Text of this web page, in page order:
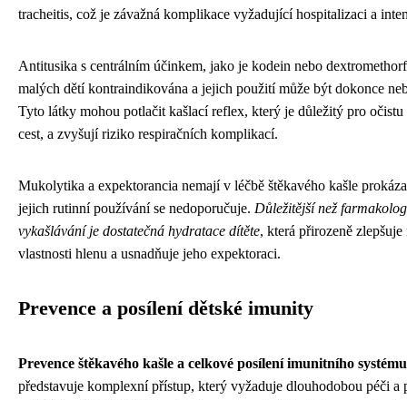
tracheitis, což je závažná komplikace vyžadující hospitalizaci a
Antitusika s centrálním účinkem, jako je kodein nebo
malých dětí kontraindikována a jejich použití může být dokonce
Tyto látky mohou potlačit kašlací reflex, který je důležitý pro očistu
cest, a zvyšují riziko respiračních komplikací.
Mukolytika a expektorancia nemají v léčbě štěkavého kašle
jejich rutinní používání se nedoporučuje. Důležitější než
vykašlávání je dostatečná hydratace dítěte, která přirozeně
vlastnosti hlenu a usnadňuje jeho expektoraci.
Prevence a posílení dětské imunity
Prevence štěkavého kašle a celkové posílení imunitního
představuje komplexní přístup, který vyžaduje dlouhodobou péči a